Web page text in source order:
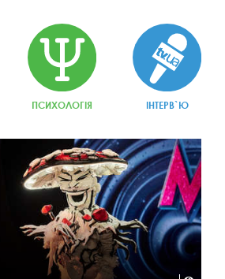
ПСИХОЛОГІЯ ІНТЕРВ`Ю